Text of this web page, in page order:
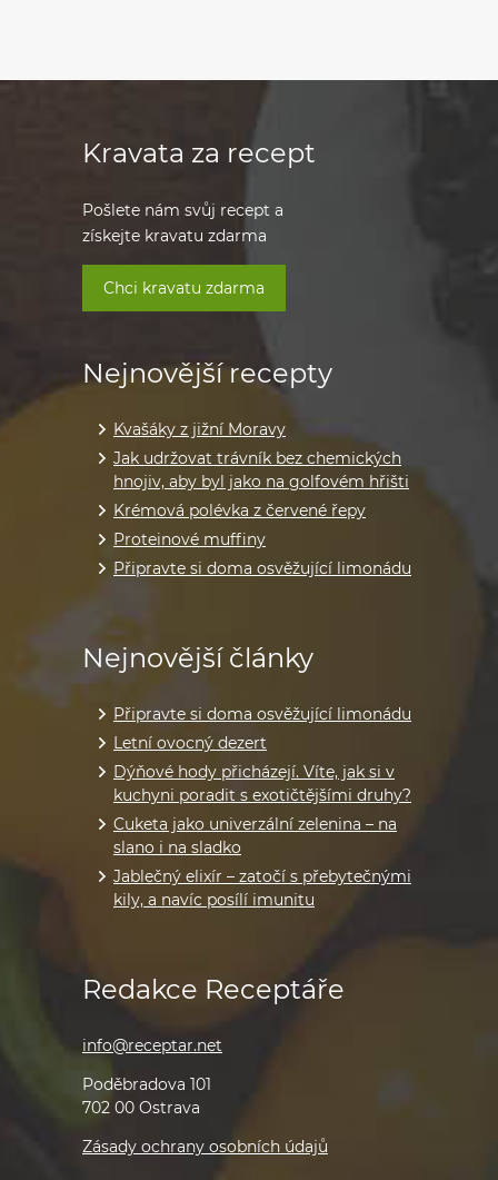
Nejnovější recepty
Kvašáky z jižní Moravy
Jak udržovat trávník bez chemických
hnojiv, aby byl jako na golfovém hřišti
Krémová polévka z červené řepy
Proteinové muffiny
Připravte si doma osvěžující limonádu
Nejnovější články
Připravte si doma osvěžující limonádu
Letní ovocný dezert
Dýňové hody přicházejí. Víte, jak si v
kuchyni poradit s exotičtějšími druhy?
Cuketa jako univerzální zelenina – na
slano i na sladko
Jablečný elixír – zatočí s přebytečnými
kily, a navíc posílí imunitu
Kravata za recept
Pošlete nám svůj recept a
získejte kravatu zdarma
Chci kravatu zdarma
Redakce Receptáře
info@receptar.net
Poděbradova 101
702 00 Ostrava
Zásady ochrany osobních údajů